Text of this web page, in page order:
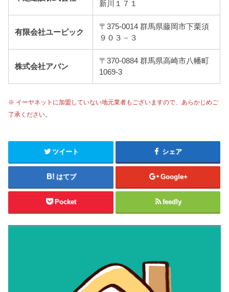
新川１７１
有限会社ユーピック
〒375-0014 群馬県藤岡市下栗須
９０３－３
株式会社アバン
〒370-0884 群馬県高崎市八幡町
1069-3
※ イーヤネットに加盟していない地元業者もございますので、あらかじめご
了承ください。
ツイート シェア
はてブ Google+
Pocket feedly